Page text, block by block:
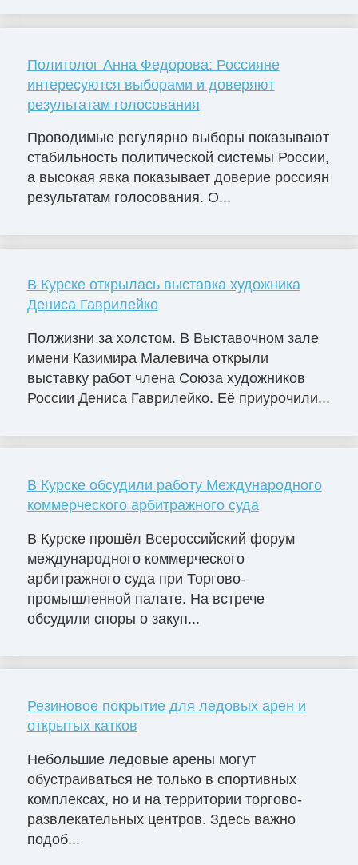
Политолог Анна Федорова: Россияне
интересуются выборами и доверяют
результатам голосования
Проводимые регулярно выборы показывают
стабильность политической системы России,
а высокая явка показывает доверие россиян
результатам голосования. О...
В Курске открылась выставка художника
Дениса Гаврилейко
Полжизни за холстом. В Выставочном зале
имени Казимира Малевича открыли
выставку работ члена Союза художников
России Дениса Гаврилейко. Её приурочили...
В Курске обсудили работу Международного
коммерческого арбитражного суда
В Курске прошёл Всероссийский форум
международного коммерческого
арбитражного суда при Торгово-
промышленной палате. На встрече
обсудили споры о закуп...
Резиновое покрытие для ледовых арен и
открытых катков
Небольшие ледовые арены могут
обустраиваться не только в спортивных
комплексах, но и на территории торгово-
развлекательных центров. Здесь важно
подоб...